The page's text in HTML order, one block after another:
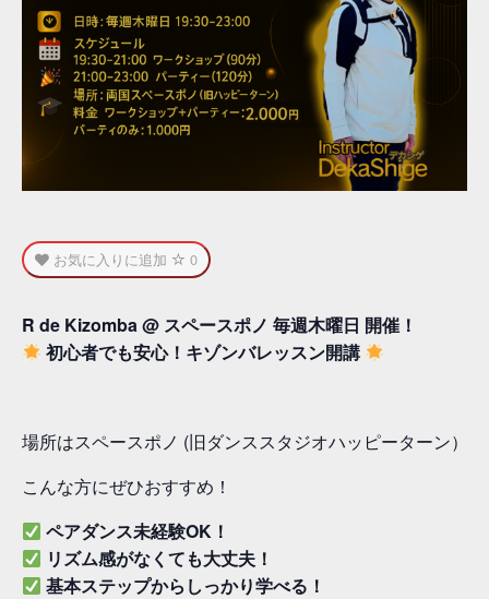
お気に入りに追加 0
R de Kizomba @ スペースポノ 毎週木曜日 開催！
初心者でも安心！キゾンバレッスン開講
場所はスペースポノ (旧ダンススタジオハッピーターン）
こんな方にぜひおすすめ！
ペアダンス未経験OK！
リズム感がなくても大丈夫！
基本ステップからしっかり学べる！